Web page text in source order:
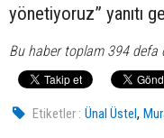
yönetiyoruz” yanıtı
Bu haber toplam 394 defa
Etiketler : Ünal Üstel,